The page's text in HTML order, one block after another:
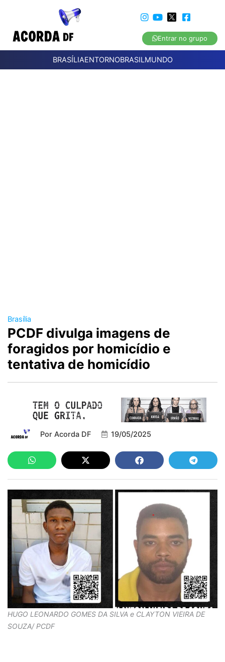
Entrar no grupo
BRASÍLIAENTORNOBRASILMUNDO
Brasília
PCDF divulga imagens de
foragidos por homicídio e
tentativa de homicídio
Por Acorda DF 19/05/2025
HUGO LEONARDO GOMES DA SILVA e CLAYTON VIEIRA DE
SOUZA/ PCDF